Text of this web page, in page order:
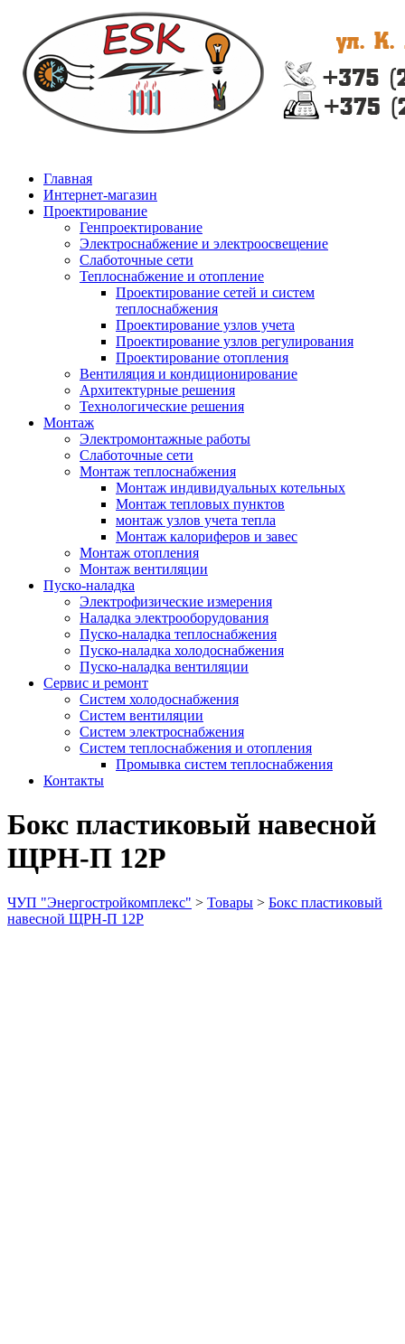
Главная
Интернет-магазин
Проектирование
Генпроектирование
Электроснабжение и электроосвещение
Слаботочные сети
Теплоснабжение и отопление
Проектирование сетей и систем
теплоснабжения
Проектирование узлов учета
Проектирование узлов регулирования
Проектирование отопления
Вентиляция и кондиционирование
Архитектурные решения
Технологические решения
Монтаж
Электромонтажные работы
Слаботочные сети
Монтаж теплоснабжения
Монтаж индивидуальных котельных
Монтаж тепловых пунктов
монтаж узлов учета тепла
Монтаж калориферов и завес
Монтаж отопления
Монтаж вентиляции
Пуско-наладка
Электрофизические измерения
Наладка электрооборудования
Пуско-наладка теплоснабжения
Пуско-наладка холодоснабжения
Пуско-наладка вентиляции
Сервис и ремонт
Систем холодоснабжения
Систем вентиляции
Систем электроснабжения
Систем теплоснабжения и отопления
Промывка систем теплоснабжения
Контакты
Бокс пластиковый навесной
ЩРН-П 12Р
ЧУП "Энергостройкомплекс" > Товары > Бокс пластиковый
навесной ЩРН-П 12Р